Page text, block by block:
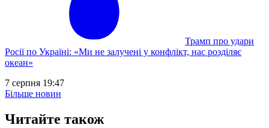
Трамп про удари
Росії по Україні: «Ми не залучені у конфлікт, нас розділяє
океан»
7 серпня 19:47
Більше новин
Читайте також